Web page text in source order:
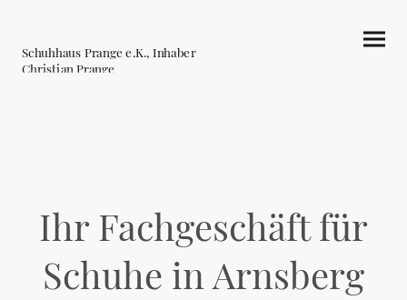
Schuhhaus Prange e.K., Inhaber
Christian Prange
Ihr Fachgeschäft für
Schuhe in Arnsberg